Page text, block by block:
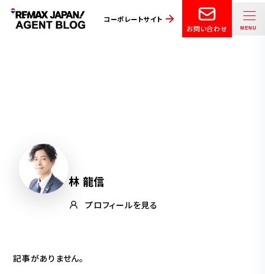
コーポレートサイト
お問い合わせ
林 龍信
プロフィールを見る
記事がありません。